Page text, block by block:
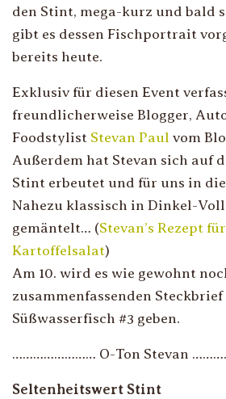
den Stint, mega-kurz und bald
gibt es dessen Fischportrait
bereits heute.
Exklusiv für diesen Event
freundlicherweise Blogger,
Foodstylist Stevan Paul vom
Außerdem hat Stevan sich auf
Stint erbeutet und für uns in
Nahezu klassisch in Dinkel-
gemäntelt… (Stevan’s Rezept
Kartoffelsalat)
Am 10. wird es wie gewohnt
zusammenfassenden Steckbrief
Süßwasserfisch #3 geben.
…………………… O-Ton Stevan
Seltenheitswert Stint